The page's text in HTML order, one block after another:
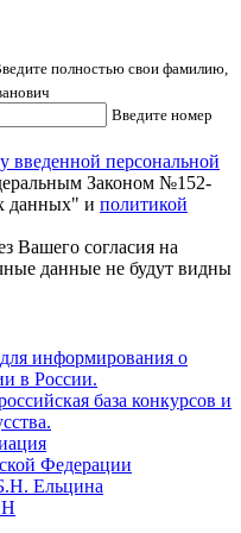
полностью свои фамилию,
Введите номер
введенной персональной
Законом №152-
данных" и политикой
Вашего согласия на
данные не будут видны